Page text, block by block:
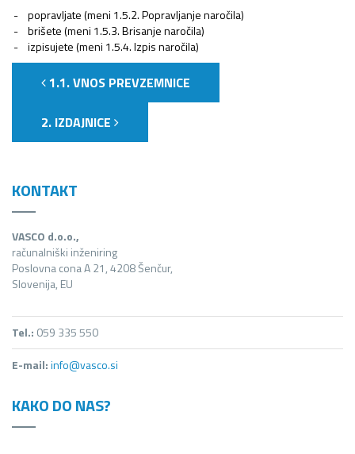
popravljate (meni 1.5.2. Popravljanje naročila)
brišete (meni 1.5.3. Brisanje naročila)
izpisujete (meni 1.5.4. Izpis naročila)
1.1. VNOS PREVZEMNICE
2. IZDAJNICE
KONTAKT
VASCO d.o.o.,
računalniški inženiring
Poslovna cona A 21, 4208 Šenčur,
Slovenija, EU
Tel.: 059 335 550
E-mail:info@vasco.si
KAKO DO NAS?